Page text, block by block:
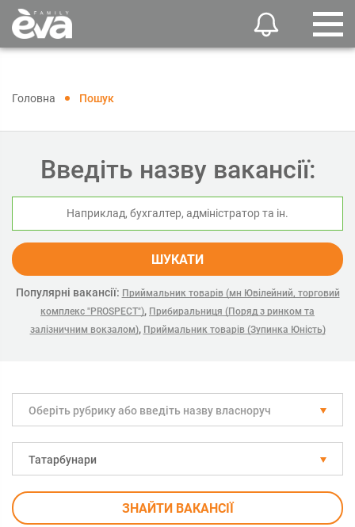
Головна Пошук
Введіть назву вакансії:
ШУКАТИ
Популярні вакансії: Приймальник товарів (мн Ювілейний, торговий
комплекс "PROSPECT"), Прибиральниця (Поряд з ринком та
залізничним вокзалом), Приймальник товарів (Зупинка Юність)
Оберіть рубрику або введіть назву власноруч
Татарбунари
ЗНАЙТИ ВАКАНСІЇ